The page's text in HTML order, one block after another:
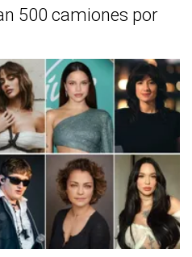
500 camiones por